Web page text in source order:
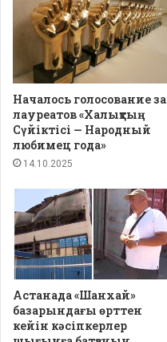
Началось голосование за
лауреатов «Халықтың
Сүйіктісі — Народный
любимец года»
14.10.2025
Астанада «Шанхай»
базарындағы өрттен
кейін кәсіпкерлер